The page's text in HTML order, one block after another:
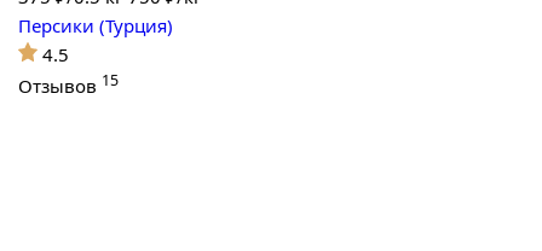
Персики (Турция)
4.5
Отзывов 15